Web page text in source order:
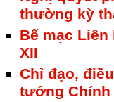
thường kỳ
Bế mạc Liên
XII
Chỉ đạo,
tướng Chính